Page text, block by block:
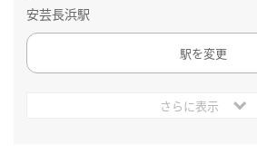
安芸長浜駅
駅を変更
さらに表示